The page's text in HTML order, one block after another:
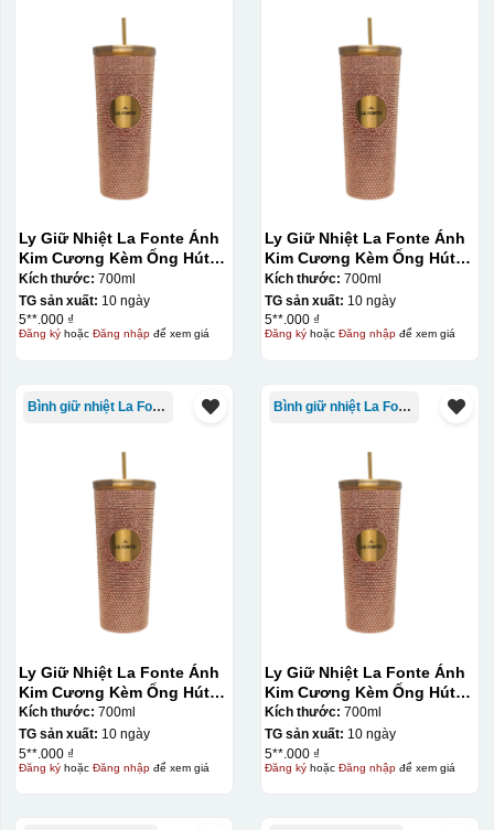
Đây là giấy decal đã in xong, đang chờ khô để cắt dán
sứ, thợ sẽ cắt thủ công các miếng logo ra, sau đó thấp
nước và trượt nhẹ lên gốm sứ để tem decal dính tạm lên
đó bằng nước. Người thợ sẽ căn chỉnh bằng mắt thường
cho vị trí logo cân đối phù hợp, sau đó dùng miếng nhựa
Ly Giữ Nhiệt La Fonte Ánh
Kim Cương Kèm Ống Hút-
700 ml-014687-GOL
Kích thước: 700ml
TG sản xuất: 10 ngày
5**.000 ₫
Đăng kýhoặc Đăng nhậpđể xem giá
Ly Giữ Nhiệt La Fonte Ánh
Kim Cương Kèm Ống Hút-
700 ml-014687-GOL
Kích thước: 700ml
TG sản xuất: 10 ngày
5**.000 ₫
Đăng kýhoặc Đăng nhậpđể xem giá
Bình giữ nhiệt La Fonte
Ly Giữ Nhiệt La Fonte Ánh
Kim Cương Kèm Ống Hút-
700 ml-014687-GOL
Kích thước: 700ml
TG sản xuất: 10 ngày
5**.000 ₫
Đăng kýhoặc Đăng nhậpđể xem giá
Bình giữ nhiệt La Fonte
Ly Giữ Nhiệt La Fonte Ánh
Kim Cương Kèm Ống Hút-
700 ml-014687-GOL
Kích thước: 700ml
TG sản xuất: 10 ngày
5**.000 ₫
Đăng kýhoặc Đăng nhậpđể xem giá